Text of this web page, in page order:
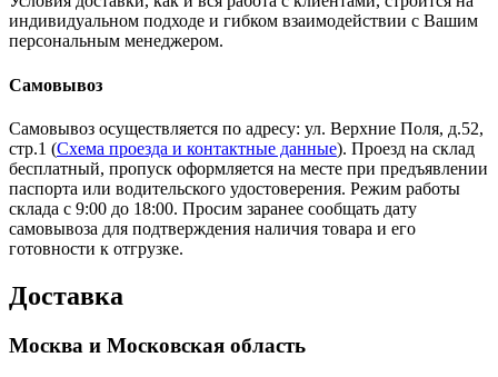
индивидуальном подходе и гибком взаимодействии с Вашим
персональным менеджером.
Самовывоз
Самовывоз осуществляется по адресу: ул. Верхние Поля, д.52,
стр.1 (Схема проезда и контактные данные). Проезд на склад
бесплатный, пропуск оформляется на месте при предъявлении
паспорта или водительского удостоверения. Режим работы
склада с 9:00 до 18:00. Просим заранее сообщать дату
самовывоза для подтверждения наличия товара и его
готовности к отгрузке.
Доставка
Москва и Московская область